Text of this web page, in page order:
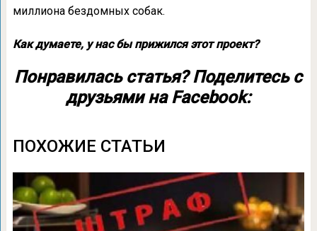
миллиона бездомных собак.
Как думаете, у нас бы прижился этот проект?
Понравилась статья? Поделитесь с
друзьями на Facebook:
ПОХОЖИЕ СТАТЬИ